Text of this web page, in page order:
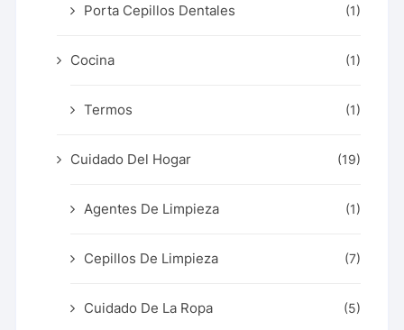
Porta Cepillos Dentales (1)
Cocina (1)
Termos (1)
Cuidado Del Hogar (19)
Agentes De Limpieza (1)
Cepillos De Limpieza (7)
Cuidado De La Ropa (5)